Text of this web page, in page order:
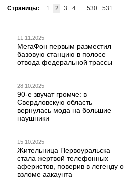
Страницы:
1 2 3 4 ... 530 531
11.11.2025
МегаФон первым разместил
базовую станцию в полосе
отвода федеральной трассы
28.10.2025
90-е звучат громче: в
Свердловскую область
вернулась мода на большие
наушники
15.10.2025
Жительница Первоуральска
стала жертвой телефонных
аферистов, поверив в легенду о
взломе аакаунта